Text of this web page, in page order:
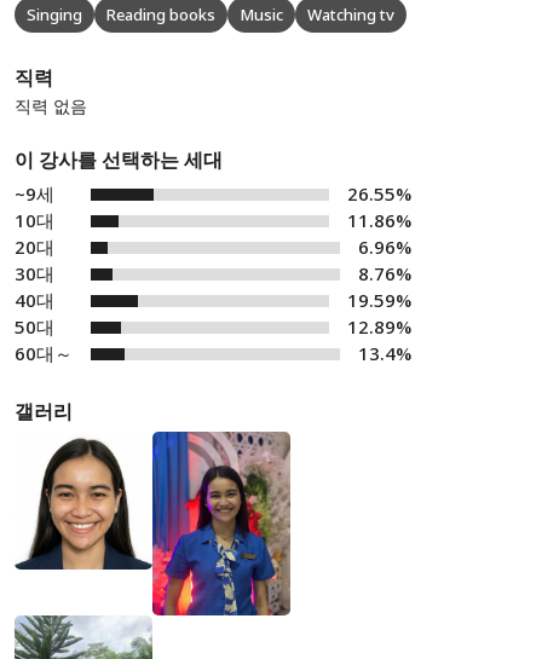
Singing Reading books Music Watching tv
직력
직력 없음
이 강사를 선택하는 세대
~9세
26.55%
10대
11.86%
20대
6.96%
30대
8.76%
40대
19.59%
50대
12.89%
60대～
13.4%
갤러리